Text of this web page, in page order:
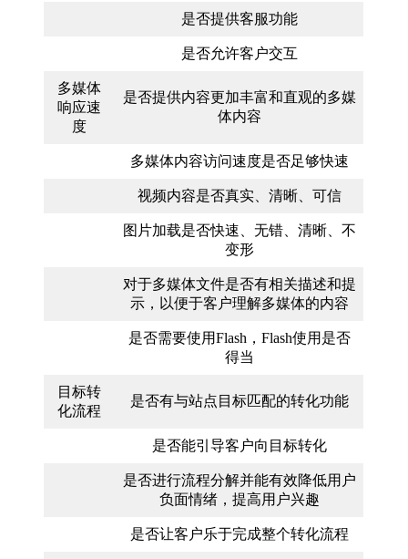
是否提供客服功能
是否允许客户交互
多媒体
响应速
度
是否提供内容更加丰富和直观的多媒
体内容
多媒体内容访问速度是否足够快速
视频内容是否真实、清晰、可信
图片加载是否快速、无错、清晰、不
变形
对于多媒体文件是否有相关描述和提
示，以便于客户理解多媒体的内容
是否需要使用Flash，Flash使用是否
得当
目标转
化流程
是否有与站点目标匹配的转化功能
是否能引导客户向目标转化
是否进行流程分解并能有效降低用户
负面情绪，提高用户兴趣
是否让客户乐于完成整个转化流程